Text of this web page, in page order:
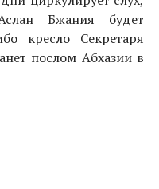
Бжания будет
кресло Секретаря
послом Абхазии в